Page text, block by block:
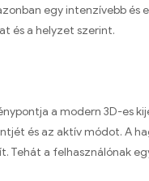
egy intenzívebb
és a helyzet szerint.
a modern 3D-es
és az aktív módot. A
Tehát a felhasználónak